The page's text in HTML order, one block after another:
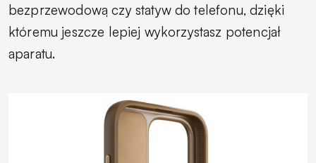
bezprzewodową czy statyw do telefonu, dzięki
któremu jeszcze lepiej wykorzystasz potencjał
aparatu.